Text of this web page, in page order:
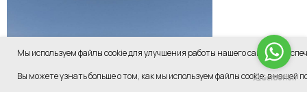
Мы используем файлы cookie для улучшения работы нашего сайта и
Вы можете узнать больше о том, как мы используем файлы cookie, в нашей